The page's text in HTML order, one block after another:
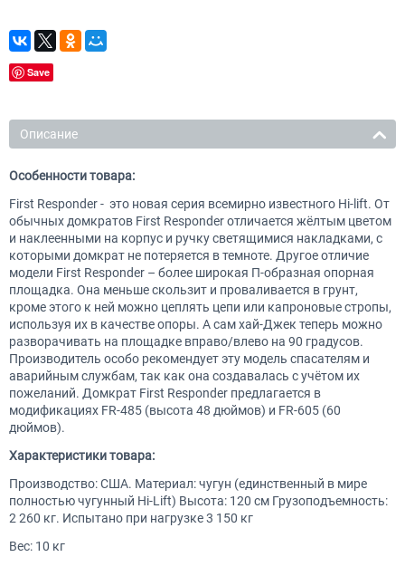
Save
Описание
Особенности товара:
First Responder - это новая серия всемирно известного Hi-lift. От
обычных домкратов First Responder отличается жёлтым цветом
и наклеенными на корпус и ручку светящимися накладками, с
которыми домкрат не потеряется в темноте. Другое отличие
модели First Responder – более широкая П-образная опорная
площадка. Она меньше скользит и проваливается в грунт,
кроме этого к ней можно цеплять цепи или капроновые стропы,
используя их в качестве опоры. А сам хай-Джек теперь можно
разворачивать на площадке вправо/влево на 90 градусов.
Производитель особо рекомендует эту модель спасателям и
аварийным службам, так как она создавалась с учётом их
пожеланий. Домкрат First Responder предлагается в
модификациях FR-485 (высота 48 дюймов) и FR-605 (60
дюймов).
Характеристики товара:
Производство: США. Материал: чугун (единственный в мире
полностью чугунный Hi-Lift) Высота: 120 см Грузоподъемность:
2 260 кг. Испытано при нагрузке 3 150 кг
Вес: 10 кг